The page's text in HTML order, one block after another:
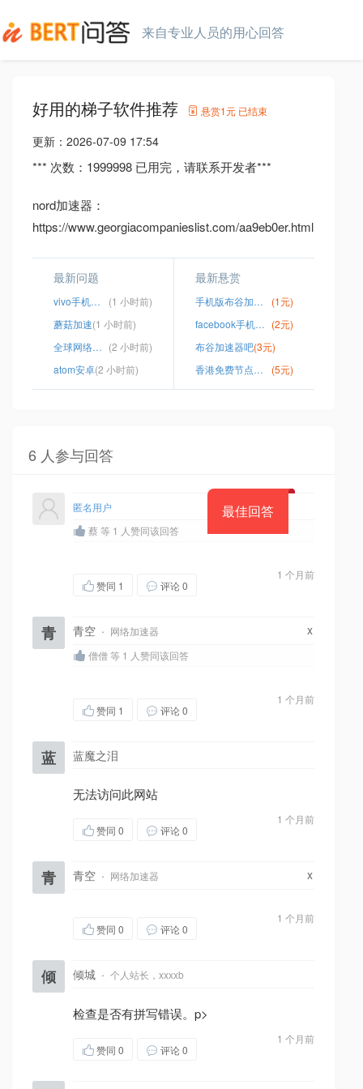
来自专业人员的用心回答
好用的梯子软件推荐 悬赏1元 已结束
更新： 2026-07-09 17:54
*** 次数：1999998 已用完，请联系开发者***
nord加速器：
https://www.georgiacompanieslist.com/aa9eb0er.html
最新问题
vivo手机登录ins教程
(1 小时前)
蘑菇加速(1 小时前)
全球网络加速器 (2 小时前)
atom安卓(2 小时前)
最新悬赏
手机版布谷加速器
(1元)
facebook手机怎么注册 (2元)
布谷加速器吧(3元)
香港免费节点更新
(5元)
6 人参与回答
最佳回答
匿名用户
蔡 等 1 人赞同该回答
1 个月前
赞同 1 评论 0
青 青空 · 网络加速器 x
僧僧 等 1 人赞同该回答
1 个月前
赞同 1 评论 0
蓝 蓝魔之泪
无法访问此网站
1 个月前
赞同 0 评论 0
青 青空 · 网络加速器 x
1 个月前
赞同 0 评论 0
倾 倾城 · 个人站长，xxxxb
检查是否有拼写错误。p>
1 个月前
赞同 0 评论 0